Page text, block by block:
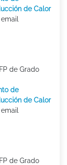
de Calor
de Grado
de
de Calor
de Grado